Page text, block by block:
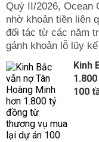
Quý II/2026, Ocean
nhờ khoản tiền liên
đối tác từ các năm
gánh khoản lỗ lũy
Kinh
100